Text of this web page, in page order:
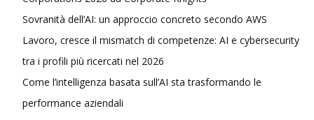
Sovranità dell’AI: un approccio concreto secondo AWS
Lavoro, cresce il mismatch di competenze: AI e cybersecurity
tra i profili più ricercati nel 2026
Come l’intelligenza basata sull’AI sta trasformando le
performance aziendali